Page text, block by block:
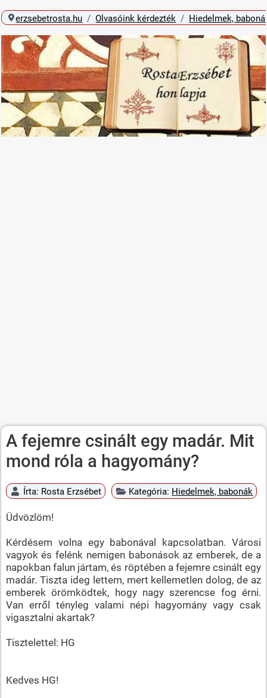
erzsebetrosta.hu Olvasóink kérdezték Hiedelmek,
A fejemre csinált egy madár. Mit
mond róla a hagyomány?
Írta: Rosta Erzsébet Kategória: Hiedelmek, babonák
Üdvözlöm!
Kérdésem volna egy babonával kapcsolatban. Városi
vagyok és felénk nemigen babonások az emberek, de a
napokban falun jártam, és röptében a fejemre csinált egy
madár. Tiszta ideg lettem, mert kellemetlen dolog, de az
emberek örömködtek, hogy nagy szerencse fog érni.
Van erről tényleg valami népi hagyomány vagy csak
vigasztalni akartak?
Tisztelettel: HG
Kedves HG!